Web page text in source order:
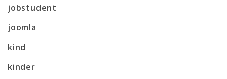
jobstudent
joomla
kind
kinder